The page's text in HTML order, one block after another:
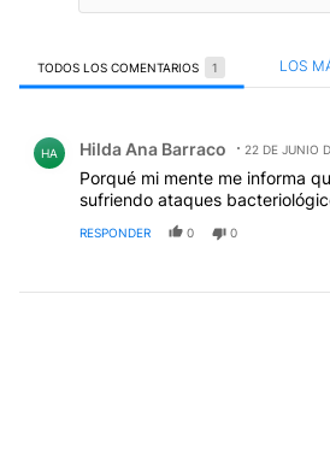
TODOS LOS COMENTARIOS 1 LOS
HA Hilda Ana Barraco 22 DE JUNIO
Porqué mi mente me informa
sufriendo ataques
RESPONDER 0 0